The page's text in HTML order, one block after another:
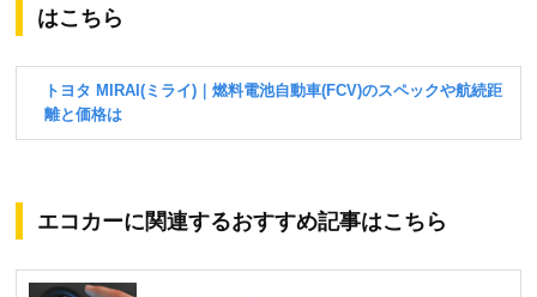
はこちら
エコカーに関連するおすすめ記事はこちら